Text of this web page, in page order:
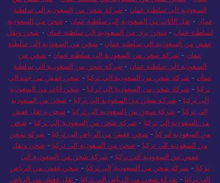
عمان-شحن عفش من السعودية الي سلطنة عمان-نقل عفش من
السعودية الي سلطنة عمان-شركة شحن من السعودية الي سلطنة
عمان- نقل الأثاث من السعودية إلى سلطنة عمان- شحن من السعودية
لسلطنة عمان-شحن بري من السعودية الي سلطنة عمان-شحن ونقل
عفش من السعودية الي سلطنة عمان-شحن من السعودية الى سلطنة
عمان- شركة شحن من السعودية إلى سلطنة عمان- شحن من
السعودية الي سلطنة عمان-شركة شحن من السعودية الي سلطنة
عمان - شركة شحن من السعودية الي تركيا - شحن عفش من جدة الى
تركيا-شركة شحن من السعودية الي تركيا-شحن أثاث من السعودية
الى تركيا- شركة شحن من السعودية الي تركيا- شحن من السعودية
الي تركيا-شركة شحن من السعودية الى تركيا-شحن و نقل عفش
من السعودية الي تركيا-شركة شحن من السعودية الي تركيا- شحن
من السعودية لتركيا-شحن عفش من الرياض الى تركيا - شركة شحن
من السعودية الي تركيا -شحن من السعودية الى تركيا-شحن ونقل
عفش من السعودية الي تركيا-شركة شحن من السعودية الى
تركيا-شركة شحن من السعودية إلى تركيا- شحن عفش من الرياض